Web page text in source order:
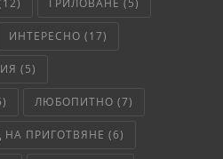
ГРИЛОВАНЕ (5)
ИНТЕРЕСНО (17)
(5)
ЛЮБОПИТНО (7)
НА ПРИГОТВЯНЕ (6)